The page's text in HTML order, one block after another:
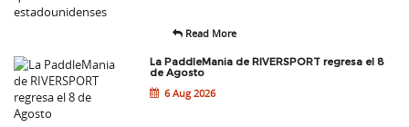
Read More
La PaddleMania de RIVERSPORT regresa el 8
de Agosto
6 Aug 2026